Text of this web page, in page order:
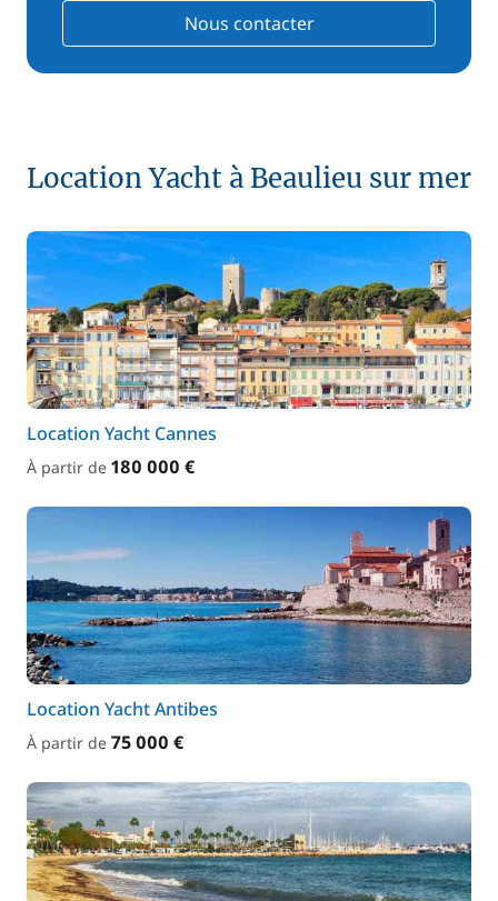
Nous contacter
Location Yacht à Beaulieu sur mer
Location Yacht Cannes
À partir de 180 000 €
Location Yacht Antibes
À partir de 75 000 €